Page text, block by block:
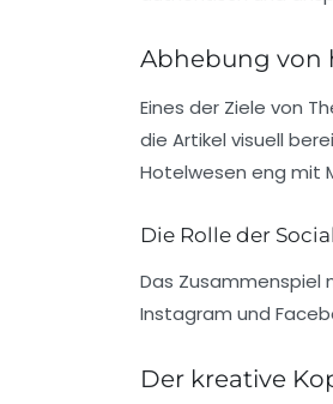
Abhebung von
Eines der Ziele von
die Artikel visuell
Hotelwesen eng mit
Die Rolle der
Das Zusammenspiel
Instagram und
Der kreative